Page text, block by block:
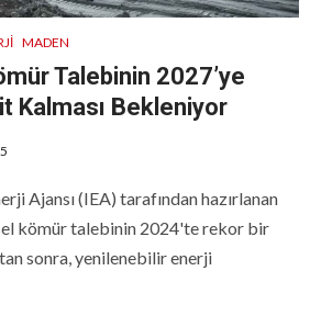
MADEN
Talebinin 2027’ye
Kalması Bekleniyor
Ajansı (IEA) tarafından hazırlanan
kömür talebinin 2024'te rekor bir
sonra, yenilenebilir enerji